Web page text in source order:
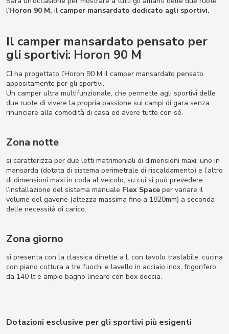
l’Horon 90 M, il camper mansardato dedicato agli sportivi.
Il camper mansardato pensato per
gli sportivi: Horon 90 M
CI ha progettato l’Horon 90 M il camper mansardato pensato
appositamente per gli sportivi.
Un camper ultra multifunzionale, che permette agli sportivi delle
due ruote di vivere la propria passione sui campi di gara senza
rinunciare alla comodità di casa ed avere tutto con sé.
Zona notte
si caratterizza per due letti matrimoniali di dimensioni maxi: uno in
mansarda (dotata di sistema perimetrale di riscaldamento) e l’altro
di dimensioni maxi in coda al veicolo, su cui si può prevedere
l’installazione del sistema manuale Flex Space per variare il
volume del gavone (altezza massima fino a 1820mm) a seconda
delle necessità di carico.
Zona giorno
si presenta con la classica dinette a L con tavolo traslabile, cucina
con piano cottura a tre fuochi e lavello in acciaio inox, frigorifero
da 140 lt e ampio bagno lineare con box doccia.
Dotazioni esclusive per gli sportivi più esigenti